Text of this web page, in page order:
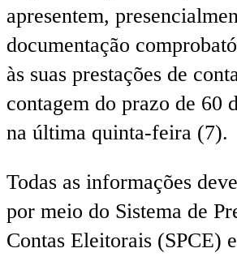
apresentem,
documentação
às suas prestações de
contagem do prazo de 60
na última quinta-feira (7).
Todas as informações
por meio do Sistema de
Contas Eleitorais (SPCE)